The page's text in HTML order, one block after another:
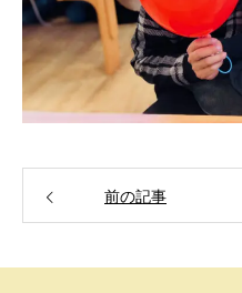
前の記事